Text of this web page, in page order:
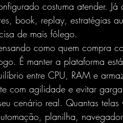
costuma atender.
book, replay, estratégias
de mais fôlego.
como quem compra
É manter a plataforma
entre CPU, RAM e
com agilidade e evitar
cenário real. Quantas
planilha,